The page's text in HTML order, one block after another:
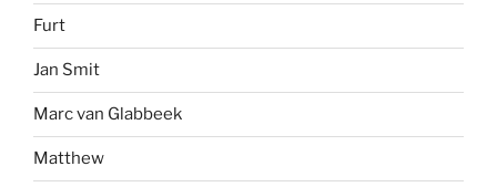
Furt
Jan Smit
Marc van Glabbeek
Matthew